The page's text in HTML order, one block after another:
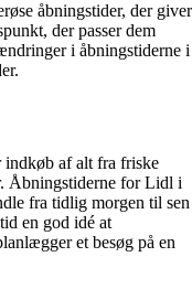
åbningstider, der giver
der passer dem
i åbningstiderne i
af alt fra friske
Åbningstiderne for Lidl i
fra tidlig morgen til sen
en god idé at
et besøg på en